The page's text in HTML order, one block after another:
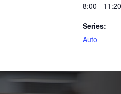
8:00 - 11:20
Series:
Auto